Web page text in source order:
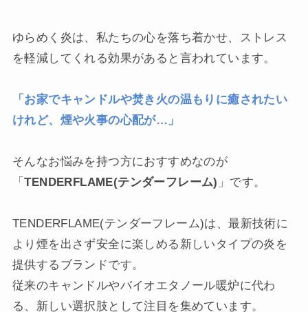
ゆらめく炎は、私たちの心を落ち着かせ、ストレス
を軽減してくれる効果があると言われています。
「お家でキャンドルや焚き火の温もりに癒されたい
けれど、煙や火事の心配が…」
そんなお悩みを持つ方におすすめなのが
「TENDERFLAME(テンダーフレーム) 」です。
TENDERFLAME(テンダーフレーム)は、最新技術に
より煙を出さず安全に楽しめる新しいタイプの炎を
提供するブランドです。
従来のキャンドルやバイオエタノール暖炉に代わ
る、新しい選択肢として注目を集めています。